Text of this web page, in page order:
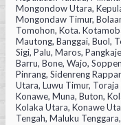
Mongondow Utara,
Mongondaw Timur,
Tomohon, Kota.
Mautong, Banggai, Buol,
Sigi, Palu, Maros,
Barru, Bone, Wajo,
Pinrang, Sidenreng
Utara, Luwu Timur,
Konawe, Muna, Buton,
Kolaka Utara, Konawe
Tengah, Maluku